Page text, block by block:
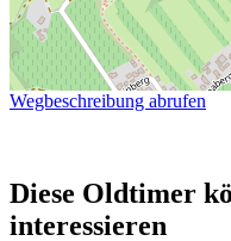
Wegbeschreibung abrufen
Diese Oldtimer
interessieren